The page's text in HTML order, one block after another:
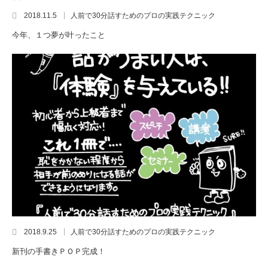
2018.11.5 人前で30分話すためのプロの実践テクニック
今年、１つ夢が叶ったこと
2018.9.25 人前で30分話すためのプロの実践テクニック
新刊の手書きＰＯＰ完成！